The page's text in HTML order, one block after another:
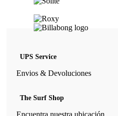
UPS Service
Envios & Devoluciones
The Surf Shop
Encuentra nuestra ubicación